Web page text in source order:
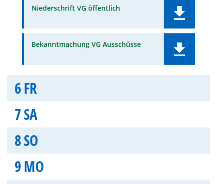
Niederschrift VG öffentlich
Bekanntmachung VG Ausschüsse
6FR
7SA
8SO
9MO